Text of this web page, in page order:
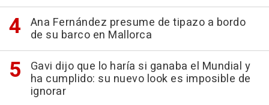
Ana Fernández presume de tipazo a bordo
de su barco en Mallorca
Gavi dijo que lo haría si ganaba el Mundial y
ha cumplido: su nuevo look es imposible de
ignorar